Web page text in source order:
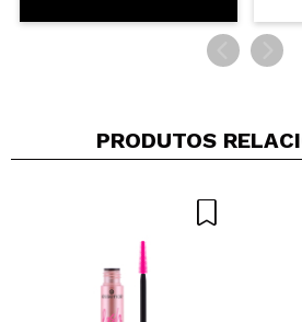
PRODUTOS